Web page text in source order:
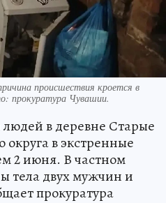
происшествия кроется в
прокуратура Чувашии.
в деревне Старые
в экстренные
2 июня. В частном
тела двух мужчин и
прокуратура